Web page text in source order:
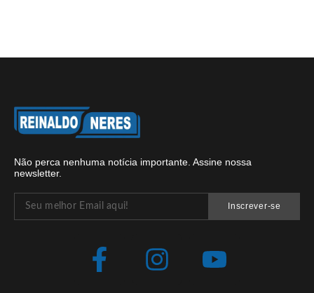
Não perca nenhuma notícia importante. Assine nossa
newsletter.
Inscrever-se